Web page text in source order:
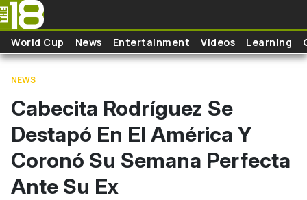
Skip to main content
World Cup News Entertainment Videos Learning
NEWS
Cabecita Rodríguez Se
Destapó En El América Y
Coronó Su Semana Perfecta
Ante Su Ex